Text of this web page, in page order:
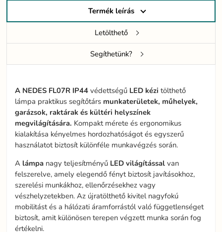
Termék leírás
Letölthető
Segíthetünk?
A NEDES FL07R IP44 védettségű LED kézi tölthető
lámpa praktikus segítőtárs munkaterületek, műhelyek,
garázsok, raktárak és kültéri helyszínek
megvilágítására. Kompakt mérete és ergonomikus
kialakítása kényelmes hordozhatóságot és egyszerű
használatot biztosít különféle munkavégzés során.
A lámpa nagy teljesítményű LED világítással van
felszerelve, amely elegendő fényt biztosít javításokhoz,
szerelési munkákhoz, ellenőrzésekhez vagy
vészhelyzetekben. Az újratölthető kivitel nagyfokú
mobilitást és a hálózati áramforrástól való függetlenséget
biztosít, amit különösen terepen végzett munka során fog
értékelni.